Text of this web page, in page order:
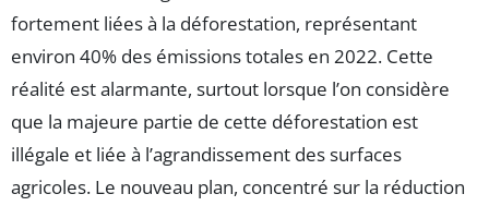
fortement liées à la déforestation, représentant
environ 40% des émissions totales en 2022. Cette
réalité est alarmante, surtout lorsque l’on considère
que la majeure partie de cette déforestation est
illégale et liée à l’agrandissement des surfaces
agricoles. Le nouveau plan, concentré sur la réduction